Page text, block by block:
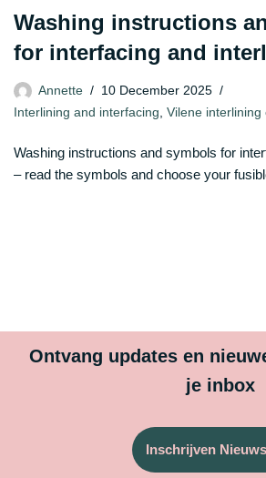
Washing instructions
for interfacing and
Annette
10 December 2025
Interlining and interfacing Vilene
Washing instructions and symbols for
– read the symbols and choose your
Ontvang updates en
je inbox
Inschrijven